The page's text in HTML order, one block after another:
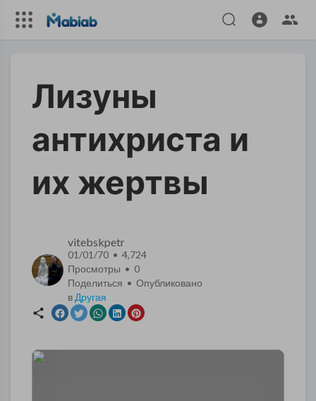
Лизуны
антихриста и
их жертвы
vitebskpetr
01/01/70 • 4,724
Просмотры • 0
Поделиться • Опубликовано
в Другая